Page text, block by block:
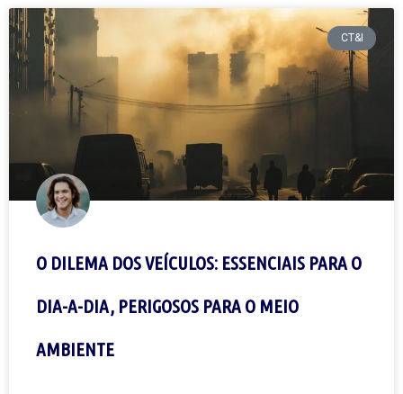
CT&I
O DILEMA DOS VEÍCULOS: ESSENCIAIS PARA O
DIA-A-DIA, PERIGOSOS PARA O MEIO
AMBIENTE